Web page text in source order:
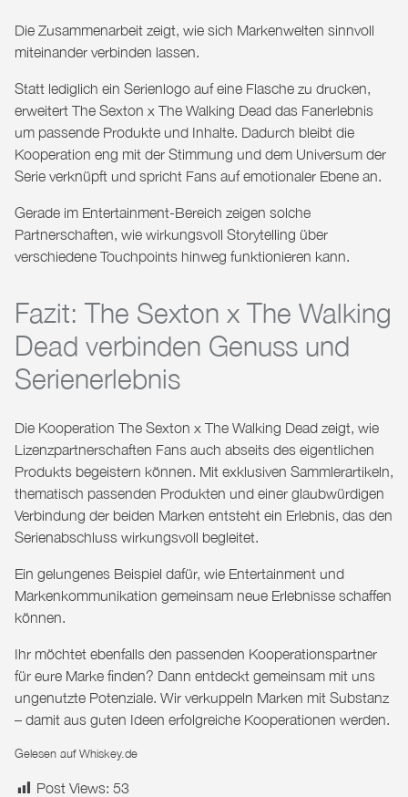
Die Zusammenarbeit zeigt, wie sich Markenwelten sinnvoll
miteinander verbinden lassen.
Statt lediglich ein Serienlogo auf eine Flasche zu drucken,
erweitert The Sexton x The Walking Dead das Fanerlebnis
um passende Produkte und Inhalte. Dadurch bleibt die
Kooperation eng mit der Stimmung und dem Universum der
Serie verknüpft und spricht Fans auf emotionaler Ebene an.
Gerade im Entertainment-Bereich zeigen solche
Partnerschaften, wie wirkungsvoll Storytelling über
verschiedene Touchpoints hinweg funktionieren kann.
Fazit: The Sexton x The Walking
Dead verbinden Genuss und
Serienerlebnis
Die Kooperation The Sexton x The Walking Dead zeigt, wie
Lizenzpartnerschaften Fans auch abseits des eigentlichen
Produkts begeistern können. Mit exklusiven Sammlerartikeln,
thematisch passenden Produkten und einer glaubwürdigen
Verbindung der beiden Marken entsteht ein Erlebnis, das den
Serienabschluss wirkungsvoll begleitet.
Ein gelungenes Beispiel dafür, wie Entertainment und
Markenkommunikation gemeinsam neue Erlebnisse schaffen
können.
Ihr möchtet ebenfalls den passenden Kooperationspartner
für eure Marke finden? Dann entdeckt gemeinsam mit uns
ungenutzte Potenziale. Wir verkuppeln Marken mit Substanz
– damit aus guten Ideen erfolgreiche Kooperationen werden.
Gelesen aufWhiskey.de
Post Views: 53